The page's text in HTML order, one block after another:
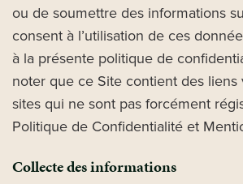
ou de soumettre des informations
consent à l’utilisation de ces
à la présente politique de
noter que ce Site contient des liens
sites qui ne sont pas forcément
Politique de Confidentialité et
Collecte des informations